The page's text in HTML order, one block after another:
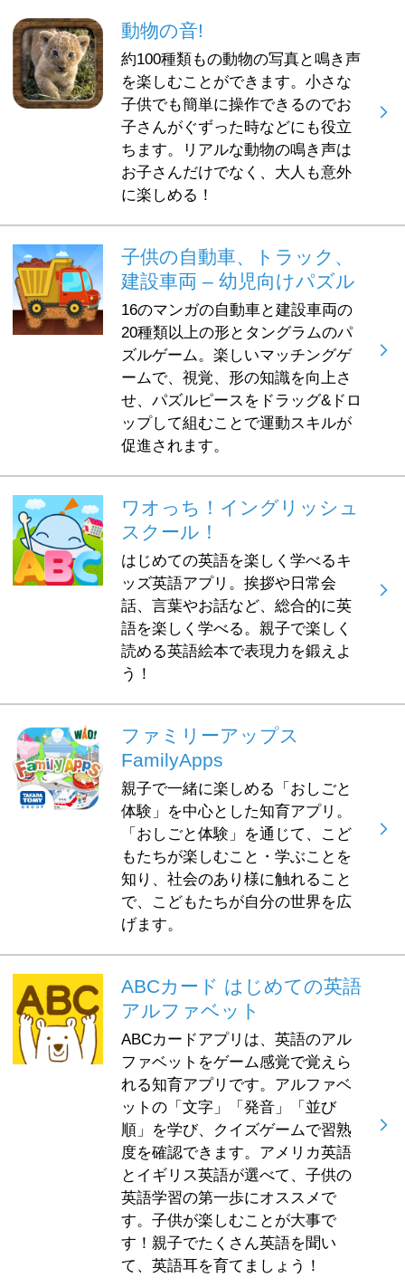
動物の音!
約100種類もの動物の写真と鳴き声
を楽しむことができます。小さな
子供でも簡単に操作できるのでお
子さんがぐずった時などにも役立
ちます。リアルな動物の鳴き声は
お子さんだけでなく、大人も意外
に楽しめる！
子供の自動車、トラック、
建設車両 – 幼児向けパズル
16のマンガの自動車と建設車両の
20種類以上の形とタングラムのパ
ズルゲーム。楽しいマッチングゲ
ームで、視覚、形の知識を向上さ
せ、パズルピースをドラッグ&ドロ
ップして組むことで運動スキルが
促進されます。
ワオっち！イングリッシュ
スクール！
はじめての英語を楽しく学べるキ
ッズ英語アプリ。挨拶や日常会
話、言葉やお話など、総合的に英
語を楽しく学べる。親子で楽しく
読める英語絵本で表現力を鍛えよ
う！
ファミリーアップス
FamilyApps
親子で一緒に楽しめる「おしごと
体験」を中心とした知育アプリ。
「おしごと体験」を通じて、こど
もたちが楽しむこと・学ぶことを
知り、社会のあり様に触れること
で、こどもたちが自分の世界を広
げます。
ABCカード はじめての英語
アルファベット
ABCカードアプリは、英語のアル
ファベットをゲーム感覚で覚えら
れる知育アプリです。アルファベ
ットの「文字」「発音」「並び
順」を学び、クイズゲームで習熟
度を確認できます。アメリカ英語
とイギリス英語が選べて、子供の
英語学習の第一歩にオススメで
す。子供が楽しむことが大事で
す！親子でたくさん英語を聞い
て、英語耳を育てましょう！